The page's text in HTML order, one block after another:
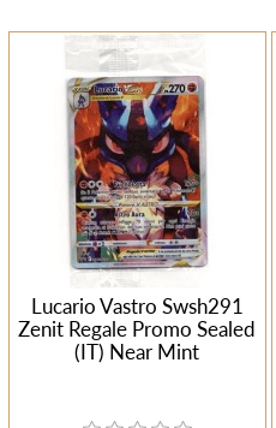
Lucario Vastro Swsh291
Zenit Regale Promo Sealed
(IT) Near Mint